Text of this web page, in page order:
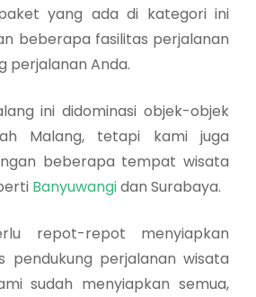
yang ada di kategori ini
beberapa fasilitas perjalanan
perjalanan Anda.
ini didominasi objek-objek
Malang, tetapi kami juga
beberapa tempat wisata
Banyuwangidan Surabaya.
repot-repot menyiapkan
pendukung perjalanan wisata
sudah menyiapkan semua,